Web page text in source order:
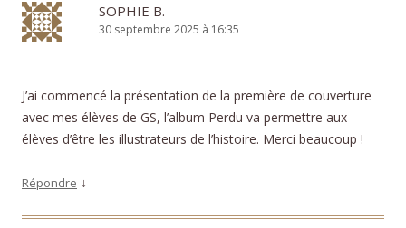
SOPHIE B.
30 septembre 2025 à 16:35
J’ai commencé la présentation de la première de couverture
avec mes élèves de GS, l’album Perdu va permettre aux
élèves d’être les illustrateurs de l’histoire. Merci beaucoup !
Répondre ↓